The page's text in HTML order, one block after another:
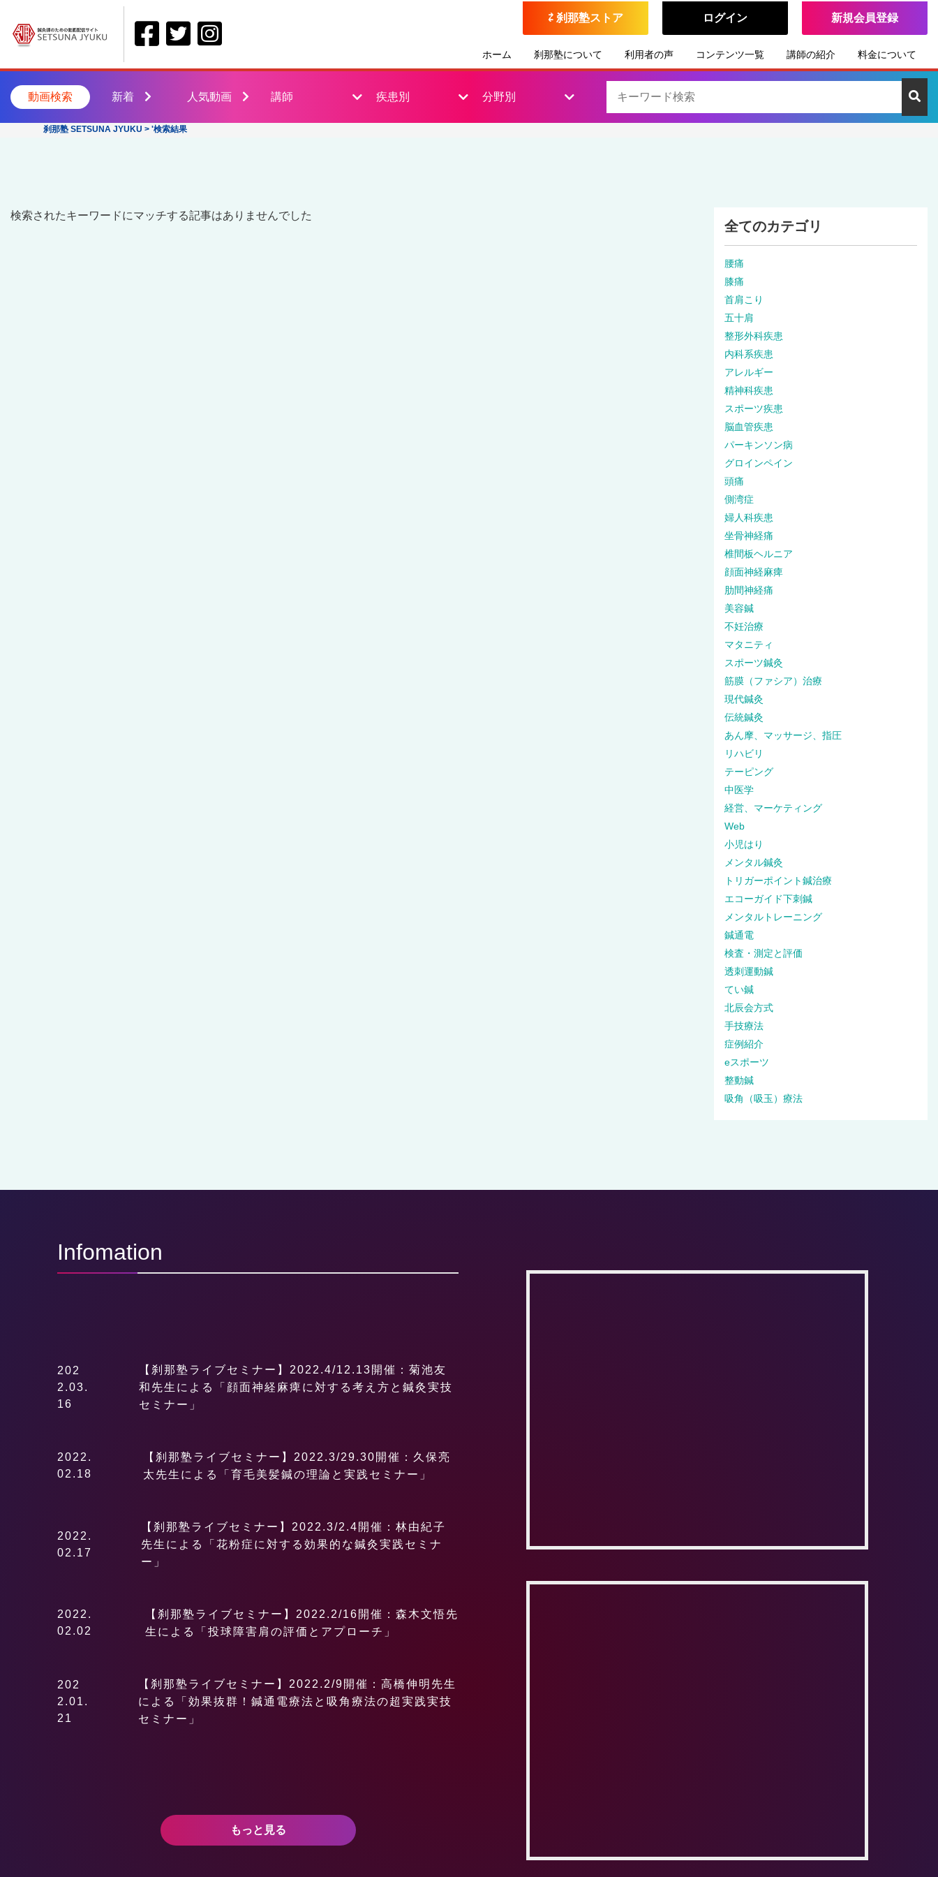
⇄ 刹那塾ストア ログイン 新規会員登録
ホーム 刹那塾について 利用者の声 コンテンツ一覧 講師の紹介 料金について
動画検索 新着 人気動画 講師 疾患別 分野別
刹那塾 SETSUNA JYUKU > '検索結果
検索されたキーワードにマッチする記事はありませんでした
全てのカテゴリ
腰痛
膝痛
首肩こり
五十肩
整形外科疾患
内科系疾患
アレルギー
精神科疾患
スポーツ疾患
脳血管疾患
パーキンソン病
グロインペイン
頭痛
側湾症
婦人科疾患
坐骨神経痛
椎間板ヘルニア
顔面神経麻痺
肋間神経痛
美容鍼
不妊治療
マタニティ
スポーツ鍼灸
筋膜（ファシア）治療
現代鍼灸
伝統鍼灸
あん摩、マッサージ、指圧
リハビリ
テーピング
中医学
経営、マーケティング
Web
小児はり
メンタル鍼灸
トリガーポイント鍼治療
エコーガイド下刺鍼
メンタルトレーニング
鍼通電
検査・測定と評価
透刺運動鍼
てい鍼
北辰会方式
手技療法
症例紹介
eスポーツ
整動鍼
吸角（吸玉）療法
Infomation
202
2.03.
16
【刹那塾ライブセミナー】2022.4/12.13開催：菊池友
和先生による「顔面神経麻痺に対する考え方と鍼灸実技
セミナー」
2022.
02.18
【刹那塾ライブセミナー】2022.3/29.30開催：久保亮
太先生による「育毛美髪鍼の理論と実践セミナー」
2022.
02.17
【刹那塾ライブセミナー】2022.3/2.4開催：林由紀子
先生による「花粉症に対する効果的な鍼灸実践セミナ
ー」
2022.
02.02
【刹那塾ライブセミナー】2022.2/16開催：森木文悟先
生による「投球障害肩の評価とアプローチ」
202
2.01.
21
【刹那塾ライブセミナー】2022.2/9開催：高橋伸明先生
による「効果抜群！鍼通電療法と吸角療法の超実践実技
セミナー」
もっと見る